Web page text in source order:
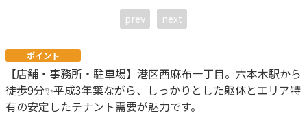
prev next
ポイント
【店舗・事務所・駐車場】港区西麻布一丁目。六本木駅から
徒歩9分✨平成3年築ながら、しっかりとした躯体とエリア特
有の安定したテナント需要が魅力です。